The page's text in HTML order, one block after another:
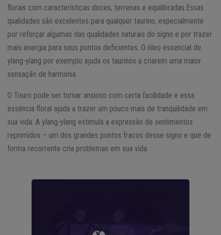
florais com características doces, terrenas e equilibradas.Essas
qualidades são excelentes para qualquer taurino, especialmente
por reforçar algumas das qualidades naturais do signo e por trazer
mais energia para seus pontos deficientes. O óleo essencial de
ylang-ylang por exemplo ajuda os taurinos a criarem uma maior
sensação de harmonia.
O Touro pode ser tornar ansioso com certa facilidade e essa
essência floral ajuda a trazer um pouco mais de tranquilidade em
sua vida. A ylang-ylang estimula a expressão de sentimentos
reprimidos – um dos grandes pontos fracos desse signo e que de
forma recorrente cria problemas em sua vida.